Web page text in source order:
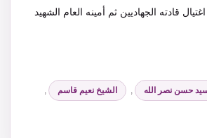
قادته الجهاديين ثم أمينه العام الشهيد
حسن نصر الله , الشيخ نعيم قاسم ,